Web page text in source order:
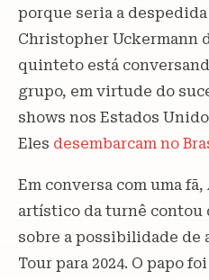
porque seria a despedida
Christopher Uckermann
quinteto está
grupo, em virtude do
shows nos Estados
Eles desembarcam no
Em conversa com uma
artístico da turnê contou
sobre a possibilidade de
Tour para 2024. O papo